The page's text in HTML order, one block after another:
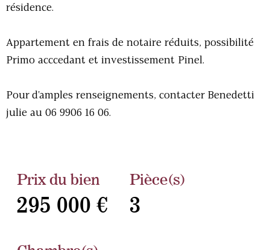
résidence.
Appartement en frais de notaire réduits, possibilité
Primo acccedant et investissement Pinel.
Pour d'amples renseignements, contacter Benedetti
julie au 06 9906 16 06.
Prix du bien
295 000 €
Pièce(s)
3